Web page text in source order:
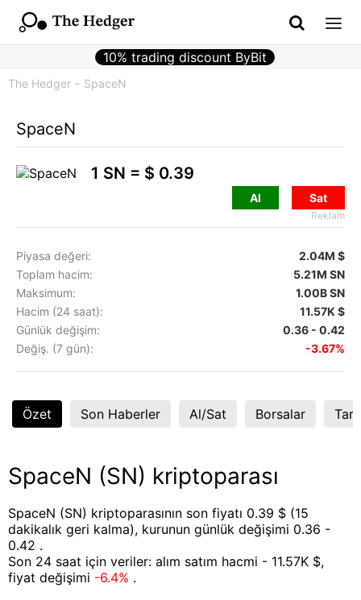
10% trading discount ByBit
The Hedger SpaceN
SpaceN
1 SN = $ 0.39
Al Sat
Reklam
Piyasa değeri:
2.04M $
Toplam hacim:
5.21M SN
Maksimum:
1.00B SN
Hacim (24 saat):
11.57K $
Günlük değişim:
0.36 - 0.42
Değiş. (7 gün):
-3.67%
Özet Son Haberler Al/Sat Borsalar
SpaceN (SN) kriptoparası
SpaceN (SN) kriptoparasının son fiyatı 0.39 $ (15
dakikalık geri kalma), kurunun günlük değişimi 0.36 -
0.42 .
Son 24 saat için veriler: alım satım hacmi - 11.57K $,
fiyat değişimi -6.4% .